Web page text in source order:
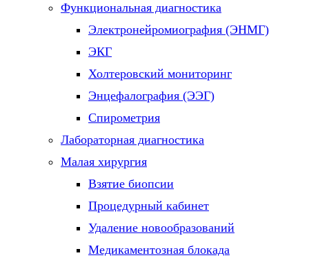
Функциональная диагностика
Электронейромиография (ЭНМГ)
ЭКГ
Холтеровский мониторинг
Энцефалография (ЭЭГ)
Спирометрия
Лабораторная диагностика
Малая хирургия
Взятие биопсии
Процедурный кабинет
Удаление новообразований
Медикаментозная блокада